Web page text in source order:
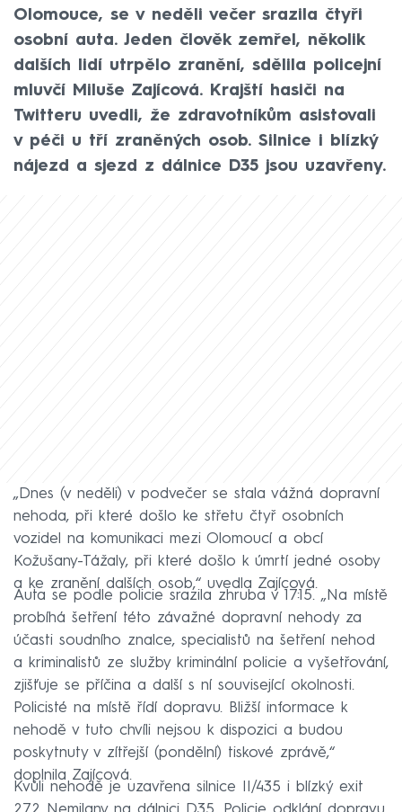
Olomouce, se v neděli večer srazila čtyři
osobní auta. Jeden člověk zemřel, několik
dalších lidí utrpělo zranění, sdělila policejní
mluvčí Miluše Zajícová. Krajští hasiči na
Twitteru uvedli, že zdravotníkům asistovali
v péči u tří zraněných osob. Silnice i blízký
nájezd a sjezd z dálnice D35 jsou uzavřeny.
„Dnes (v neděli) v podvečer se stala vážná dopravní
nehoda, při které došlo ke střetu čtyř osobních
vozidel na komunikaci mezi Olomoucí a obcí
Kožušany-Tážaly, při které došlo k úmrtí jedné osoby
a ke zranění dalších osob,“ uvedla Zajícová.
Auta se podle policie srazila zhruba v 17:15. „Na místě
probíhá šetření této závažné dopravní nehody za
účasti soudního znalce, specialistů na šetření nehod
a kriminalistů ze služby kriminální policie a vyšetřování,
zjišťuje se příčina a další s ní související okolnosti.
Policisté na místě řídí dopravu. Bližší informace k
nehodě v tuto chvíli nejsou k dispozici a budou
poskytnuty v zítřejší (pondělní) tiskové zprávě,“
doplnila Zajícová.
Kvůli nehodě je uzavřena silnice II/435 i blízký exit